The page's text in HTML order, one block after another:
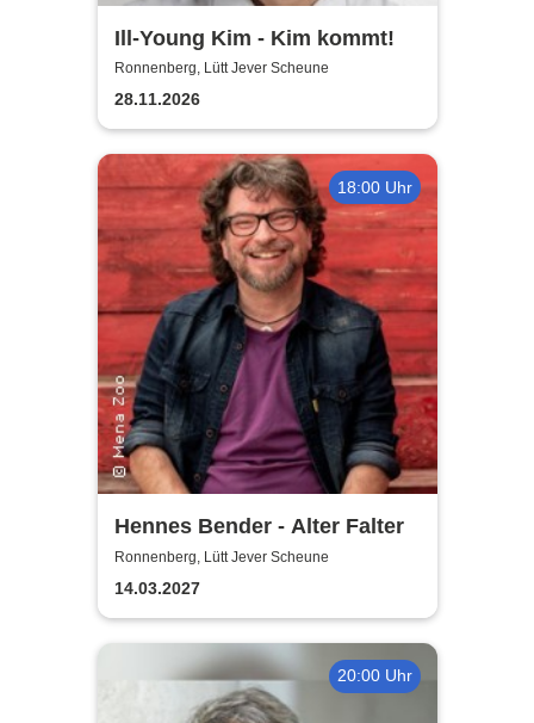
Ill-Young Kim - Kim kommt!
Ronnenberg, Lütt Jever Scheune
28.11.2026
18:00 Uhr
Hennes Bender - Alter Falter
Ronnenberg, Lütt Jever Scheune
14.03.2027
20:00 Uhr